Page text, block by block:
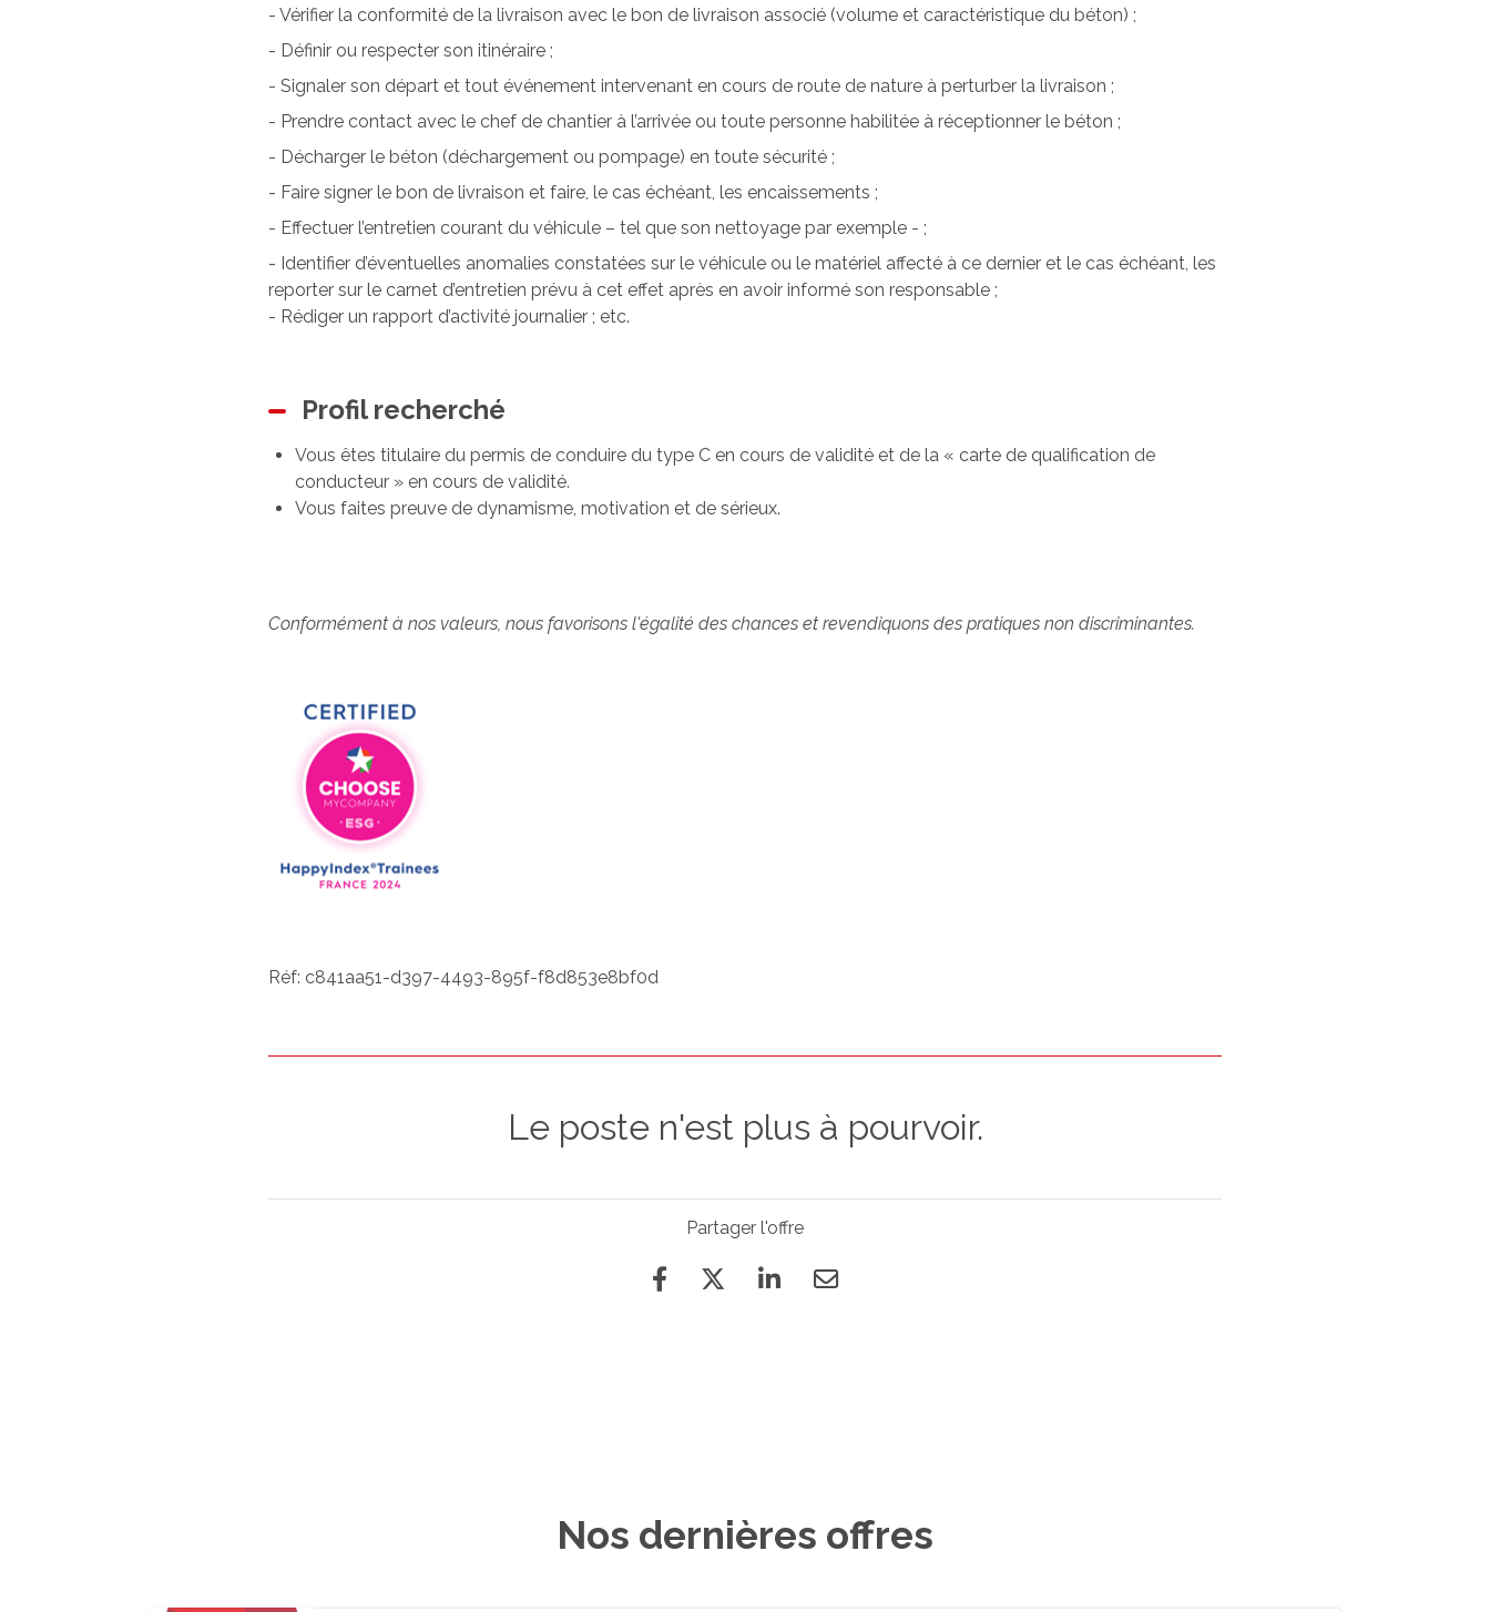
- Vérifier la conformité de la livraison avec le bon de livraison associé (volume et caractéristique du béton) ;
- Définir ou respecter son itinéraire ;
- Signaler son départ et tout événement intervenant en cours de route de nature à perturber la livraison ;
- Prendre contact avec le chef de chantier à l’arrivée ou toute personne habilitée à réceptionner le béton ;
- Décharger le béton (déchargement ou pompage) en toute sécurité ;
- Faire signer le bon de livraison et faire, le cas échéant, les encaissements ;
- Effectuer l’entretien courant du véhicule – tel que son nettoyage par exemple - ;
- Identifier d’éventuelles anomalies constatées sur le véhicule ou le matériel affecté à ce dernier et le cas échéant, les
reporter sur le carnet d’entretien prévu à cet effet après en avoir informé son responsable ;
- Rédiger un rapport d’activité journalier ; etc.
Profil recherché
Vous êtes titulaire du permis de conduire du type C en cours de validité et de la « carte de qualification de
conducteur » en cours de validité.
Vous faites preuve de dynamisme, motivation et de sérieux.
Conformément à nos valeurs, nous favorisons l'égalité des chances et revendiquons des pratiques non discriminantes.
Réf: c841aa51-d397-4493-895f-f8d853e8bf0d
Le poste n'est plus à pourvoir.
Partager l'offre
Nos dernières offres